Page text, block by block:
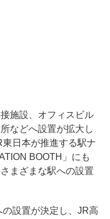
施設、オフィスビル
などへ設置が拡大し
日本が推進する駅ナ
BOOTH」にも
まざまな駅への設置
設置が決定し、JR高